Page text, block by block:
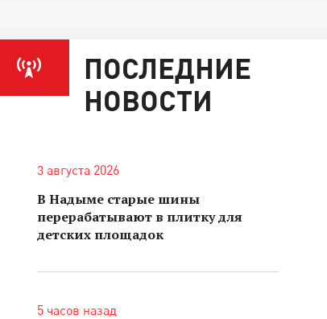
ПОСЛЕДНИЕ
НОВОСТИ
3 августа 2026
В Надыме старые шины
перерабатывают в плитку для
детских площадок
5 часов назад